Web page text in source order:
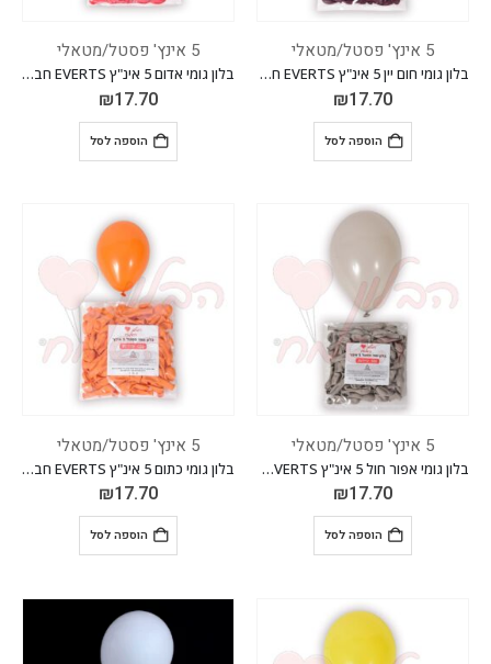
5 אינץ' פסטל/מטאלי
בלון גומי חום יין 5 אינ"ץ EVERTS חבילה של 100 יח'
₪17.70
הוספה לסל
5 אינץ' פסטל/מטאלי
בלון גומי אדום 5 אינ"ץ EVERTS חבילה של 100 יח'
₪17.70
הוספה לסל
5 אינץ' פסטל/מטאלי
בלון גומי אפור חול 5 אינ"ץ EVERTS חבילה של 100 יח'
₪17.70
הוספה לסל
5 אינץ' פסטל/מטאלי
בלון גומי כתום 5 אינ"ץ EVERTS חבילה של 100 יח'
₪17.70
הוספה לסל